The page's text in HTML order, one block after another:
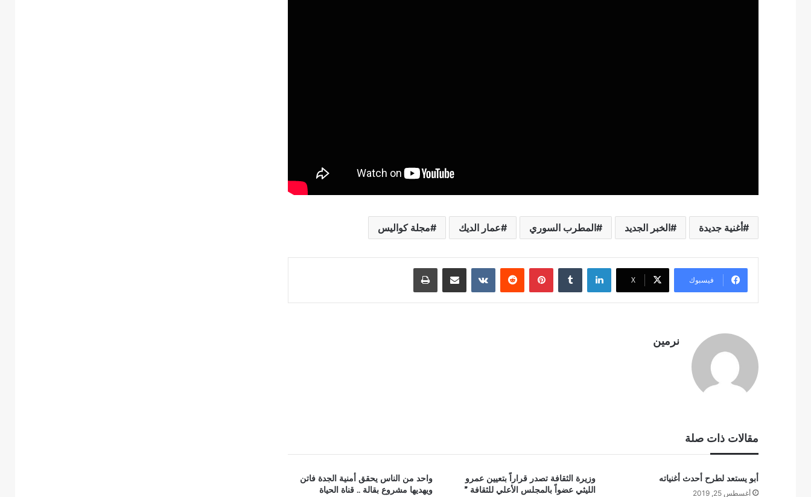
أغنية جديدة الخبر الجديد المطرب السوري عمار الديك مجلة كواليس
فيسبوك ‫X
لينكدإن بينتيريست مشاركة عبر البريد طباعة
نرمين
مقالات ذات صلة
أبو يستعد لطرح أحدث أغنياته
أغسطس 25, 2019
وزيرة الثقافة تصدر قراراً بتعيين عمرو
الليثي عضواً بالمجلس الأعلي للثقافة ”
واحد من الناس يحقق أمنية الجدة فاتن
ويهديها مشروع بقالة .. قناة الحياة